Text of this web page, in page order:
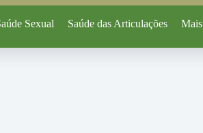
Sexual Saúde das Articulações Mais